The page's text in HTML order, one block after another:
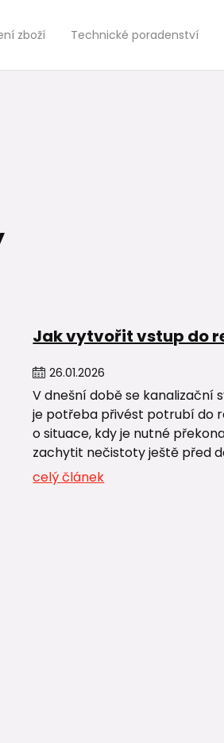
zboží Technické poradenství
Jak vytvořit vstup do
26.01.2026
V dnešní době se kanalizační
je potřeba přivést potrubí do
o situace, kdy je nutné
zachytit nečistoty ještě před
celý článek